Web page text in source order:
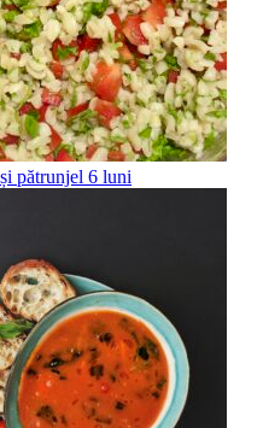
pătrunjel 6 luni